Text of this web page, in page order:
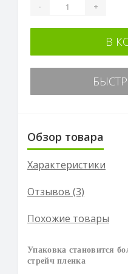
- +
В
Обзор товара
Характеристики
Отзывов (3)
Похожие товары
Упаковка становится
стрейч пленка